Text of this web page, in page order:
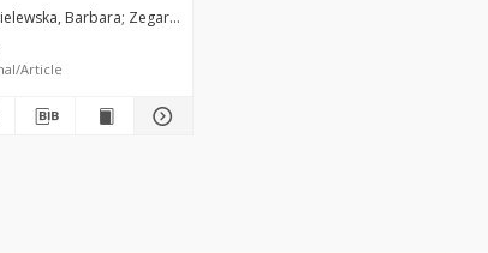
determinants of
and urban
life quality
Poland’s accession to
Union
Barbara Zegar, Józef Stanisław
Article